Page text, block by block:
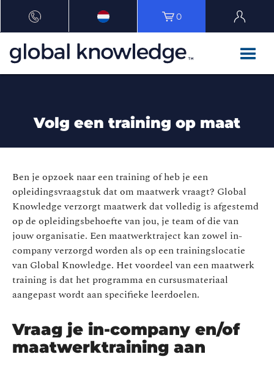
0
Volg een training op maat
Ben je opzoek naar een training of heb je een
opleidingsvraagstuk dat om maatwerk vraagt? Global
Knowledge verzorgt maatwerk dat volledig is afgestemd
op de opleidingsbehoefte van jou, je team of die van
jouw organisatie. Een maatwerktraject kan zowel in-
company verzorgd worden als op een trainingslocatie
van Global Knowledge. Het voordeel van een maatwerk
training is dat het programma en cursusmateriaal
aangepast wordt aan specifieke leerdoelen.
Vraag je in-company en/of
maatwerktraining aan